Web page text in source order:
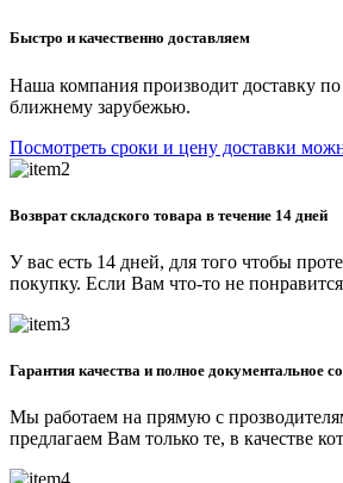
Быстро и качественно доставляем
Наша компания производит доставку
ближнему зарубежью.
Посмотреть сроки и цену доставки
Возврат складского товара в течение 14 дней
У вас есть 14 дней, для того чтобы
покупку. Если Вам что-то не
Гарантия качества и полное документальное
Мы работаем на прямую с
предлагаем Вам только те, в качестве